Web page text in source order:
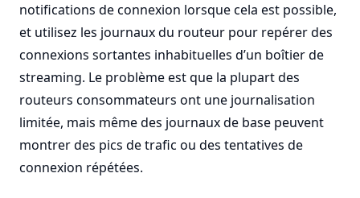
notifications de connexion lorsque cela est possible,
et utilisez les journaux du routeur pour repérer des
connexions sortantes inhabituelles d’un boîtier de
streaming. Le problème est que la plupart des
routeurs consommateurs ont une journalisation
limitée, mais même des journaux de base peuvent
montrer des pics de trafic ou des tentatives de
connexion répétées.